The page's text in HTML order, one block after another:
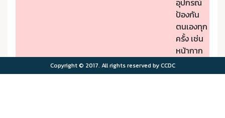
อุปกรณ์
ป้องกัน
ตนเองทุก
ครั้ง เช่น
หน้ากาก
PM2.5
Copyright © 2017. All rights reserved by CCDC